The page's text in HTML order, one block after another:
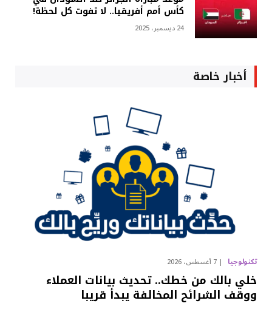
كأس أمم أفريقيا.. لا تفوت كل لحظة!
24 ديسمبر، 2025
أخبار خاصة
تكنولوجيا 7 أغسطس، 2026
خلي بالك من خطك.. تحديث بيانات العملاء
ووقف الشرائح المخالفة يبدأ قريبا